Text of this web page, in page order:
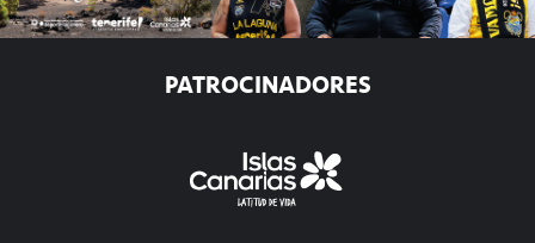
PATROCINADORES